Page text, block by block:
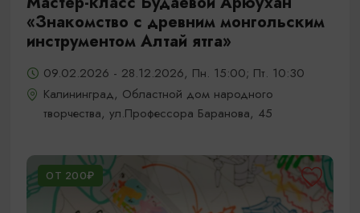
«Знакомство с древним монгольским
инструментом Алтай ятга»
09.02.2026 - 28.12.2026, Пн. 15:00; Пт. 10:30
Калининград, Областной дом народного
творчества, ул.Профессора Баранова, 45
ОТ 200₽